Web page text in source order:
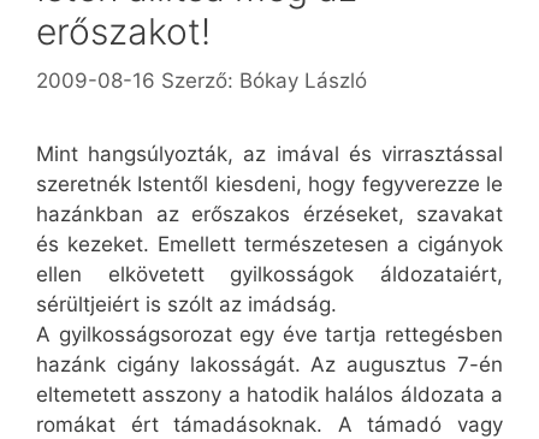
erőszakot!
2009-08-16 Szerző: Bókay László
Mint hangsúlyozták, az imával és virrasztással
szeretnék Istentől kiesdeni, hogy fegyverezze le
hazánkban az erőszakos érzéseket, szavakat
és kezeket. Emellett természetesen a cigányok
ellen elkövetett gyilkosságok áldozataiért,
sérültjeiért is szólt az imádság.
A gyilkosságsorozat egy éve tartja rettegésben
hazánk cigány lakosságát. Az augusztus 7-én
eltemetett asszony a hatodik halálos áldozata a
romákat ért támadásoknak. A támadó vagy